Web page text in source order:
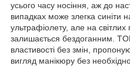
усього часу носіння, аж до
випадках може злегка синіти
ультрафіолету, але на
залишається бездоганним.
властивості без змін,
вигляд манікюру без